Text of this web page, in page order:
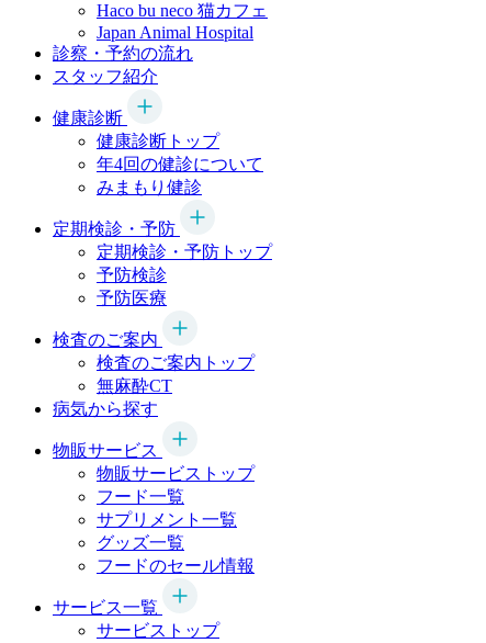
Haco bu neco 猫カフェ
Japan Animal Hospital
診察・予約の流れ
スタッフ紹介
健康診断
健康診断トップ
年4回の健診について
みまもり健診
定期検診・予防
定期検診・予防トップ
予防検診
予防医療
検査のご案内
検査のご案内トップ
無麻酔CT
病気から探す
物販サービス
物販サービストップ
フード一覧
サプリメント一覧
グッズ一覧
フードのセール情報
サービス一覧
サービストップ